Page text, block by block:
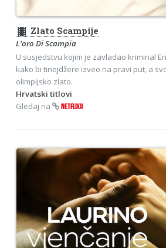
theaters Zlato Scampije
L'oro Di Scampia
U susjedstvu kojim je zavladao kriminal
kako bi tinejdžere izveo na pravi put, a
olimpijsko zlato.
Hrvatski titlovi
Gledaj na
NETFLIXU